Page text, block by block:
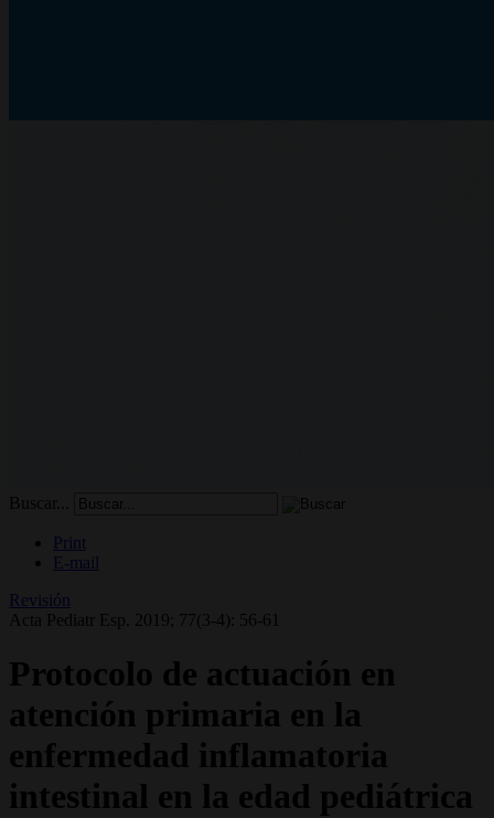
Buscar...
Print
E-mail
Revisión
Acta Pediatr Esp. 2019; 77(3-4): 56-61
Protocolo de actuación en
atención primaria en la
enfermedad inflamatoria
intestinal en la edad pediátrica